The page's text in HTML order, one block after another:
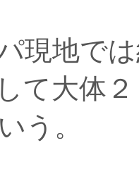
現地で
て大体
う。